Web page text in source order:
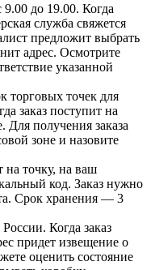
9.00 до 19.00. Когда
служба свяжется
предложит выбрать
адрес. Осмотрите
указанной
торговых точек для
заказ поступит на
Для получения заказа
зоне и назовите
на точку, на ваш
код. Заказ нужно
Срок хранения — 3
Когда заказ
придет извещение о
оценить состояние